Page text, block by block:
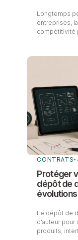
Longtemps
entreprises,
compétitivité
CONTRATS•
Protéger
dépôt de
évolutions
Le dépôt de
d'auteur pour
produits,